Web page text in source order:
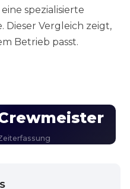
spezialisierte
Dieser Vergleich zeigt,
Betrieb passt.